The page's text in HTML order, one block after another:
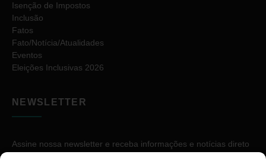
Isenção de Impostos
Inclusão
Fatos
Fato/Notícia/Atualidades
Eventos
Eleições Inclusivas 2026
NEWSLETTER
Assine nossa newsletter e receba informações e notícias direto